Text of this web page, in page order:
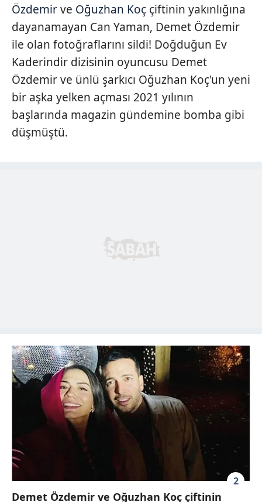
Özdemirve Oğuzhan Koç çiftinin yakınlığına
dayanamayan Can Yaman, Demet Özdemir
ile olan fotoğraflarını sildi! Doğduğun Ev
Kaderindir dizisinin oyuncusu Demet
Özdemir ve ünlü şarkıcı Oğuzhan Koç'un yeni
bir aşka yelken açması 2021 yılının
başlarında magazin gündemine bomba gibi
düşmüştü.
2
Demet Özdemir ve Oğuzhan Koç çiftinin